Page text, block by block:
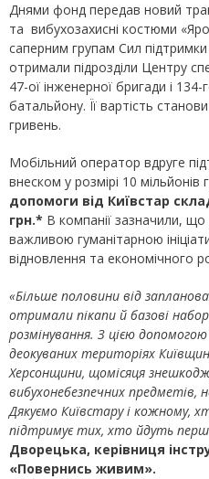
Днями фонд передав новий
та вибухозахисні костюми
саперним групам Сил
отримали підрозділи Центру
47-ої інженерної бригади і
батальйону. Її вартість
гривень.
Мобільний оператор вдруге
внеском у розмірі 10 мільйонів
допомоги від Київстар
грн.* В компанії зазначили,
важливою гуманітарною
відновлення та економічного
«Більше половини від
отримали пікапи й базові
розмінування. З цією
деокуваних територіях
Херсонщини, щомісяця
вибухонебезпечних предметів,
Дякуємо Київстару і кожному,
підтримує тих, хто йдуть
Дворецька, керівниця
«Повернись живим».